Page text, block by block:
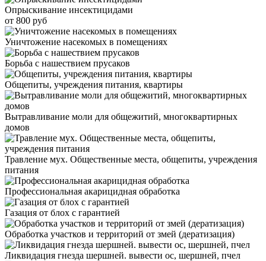
Опрыскивание инсектицидами
от 800 руб
Уничтожение насекомых в помещениях
Борьба с нашествием прусаков
Общепиты, учреждения питания, квартиры
Вытравливание моли для общежитий, многоквартирных
домов
Травление мух. Общественные места, общепиты, учреждения
питания
Профессиональная акарицидная обработка
Газация от блох с гарантией
Обработка участков и территорий от змей (дератизация)
Ликвидация гнезда шершней. вывести ос, шершней, пчел